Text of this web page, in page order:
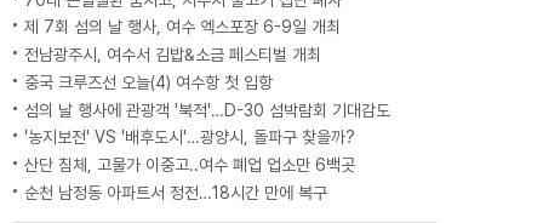
제 7회 섬의 날 행사, 여수 엑스포장 6-9일 개최
전남광주시, 여수서 김밥&소금 페스티벌 개최
중국 크루즈선 오늘(4) 여수항 첫 입항
섬의 날 행사에 관광객 '북적'…D-30 섬박람회 기대감도
'농지보전' VS '배후도시'…광양시, 돌파구 찾을까?
산단 침체, 고물가 이중고..여수 폐업 업소만 6백곳
순천 남정동 아파트서 정전…18시간 만에 복구